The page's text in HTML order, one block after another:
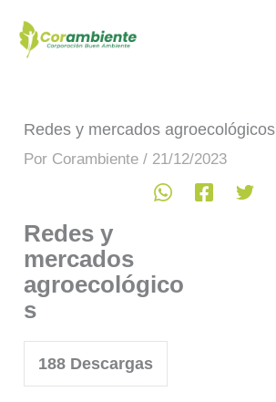
contenido
Redes y mercados agroecológicos
Por Corambiente/ 21/12/2023
Redes y
mercados
agroecológico
s
188 Descargas